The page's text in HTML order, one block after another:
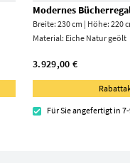
Modernes
Breite: 230 cm | Höhe: 220
Material: Eiche Natur geölt
3.929,00 €
Für Sie angefertigt in